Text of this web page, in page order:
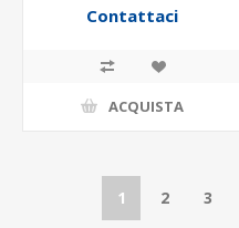
Contattaci
ACQUISTA
1 2 3